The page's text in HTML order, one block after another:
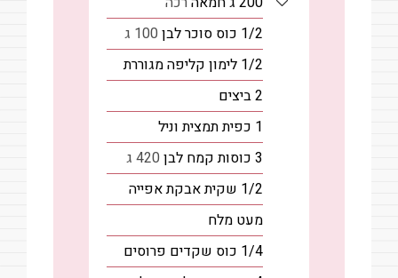
1/2 כוס סוכר לבן100 ג
1/2 לימון קליפה מגוררת
2ביצים
1 כפיתתמצית וניל
3 כוסות קמח לבן420 ג
1/2 שקיתאבקת אפייה
מעט מלח
1/4 כוס שקדים פרוסים